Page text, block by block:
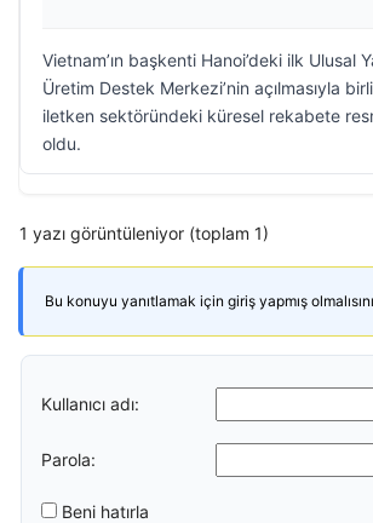
Vietnam’ın başkenti Hanoi’deki ilk Ulusal
Üretim Destek Merkezi’nin açılmasıyla
iletken sektöründeki küresel rekabete
oldu.
1 yazı görüntüleniyor (toplam 1)
Bu konuyu yanıtlamak için giriş yapmış
Kullanıcı adı:
Parola:
Beni hatırla